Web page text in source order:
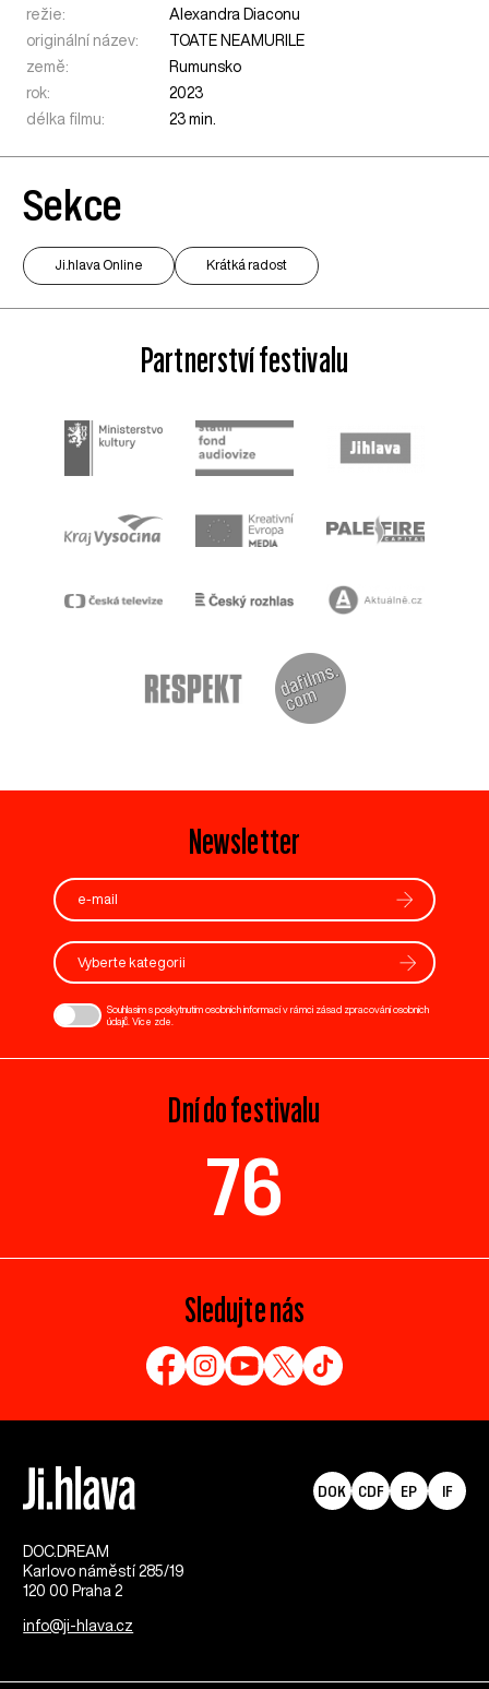
režie:
Alexandra Diaconu
originální název:
TOATE NEAMURILE
země:
Rumunsko
rok:
2023
délka filmu:
23 min.
Sekce
Ji.hlava Online Krátká radost
Partnerství festivalu
Newsletter
Vyberte kategorii
Souhlasím s poskytnutím osobních informací v rámci zásad zpracování osobních
údajů. Více zde
Dní do festivalu
76
Sledujte nás
DOC.DREAM​
Karlovo náměstí 285/19
120 00 Praha 2
info@ji-hlava.cz
DOK CDF EP IF